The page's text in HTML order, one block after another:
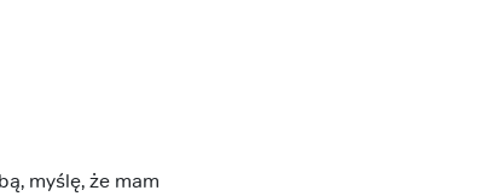
myślę, że mam